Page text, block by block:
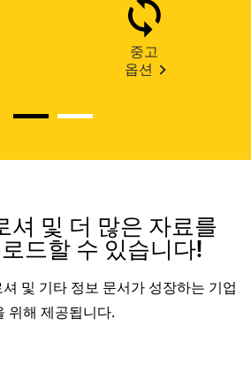
중고
옵션
셔 및 더 많은 자료를
드할 수 있습니다!
및 기타 정보 문서가 성장하는 기업
위해 제공됩니다.